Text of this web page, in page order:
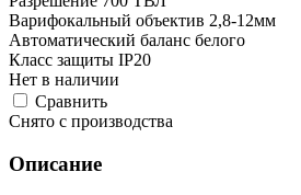
Варифокальный объектив 2,8-12мм
Автоматический баланс белого
Класс защиты IP20
Нет в наличии
Cравнить
Снято с производства
Описание